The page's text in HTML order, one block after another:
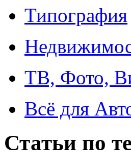
Типография
ТВ, Фото,
Всё для
Статьи по